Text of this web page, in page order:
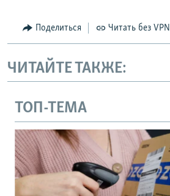
Поделиться Читать без VPN
ЧИТАЙТЕ ТАКЖЕ:
ТОП-ТЕМА